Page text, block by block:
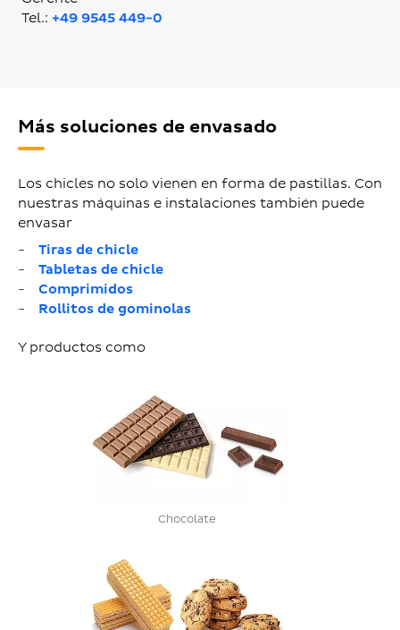
Tel.: +49 9545 449-0
Más soluciones de envasado
Los chicles no solo vienen en forma de pastillas. Con
nuestras máquinas e instalaciones también puede
envasar
Tiras de chicle
Tabletas de chicle
Comprimidos
Rollitos de gominolas
Y productos como
Chocolate